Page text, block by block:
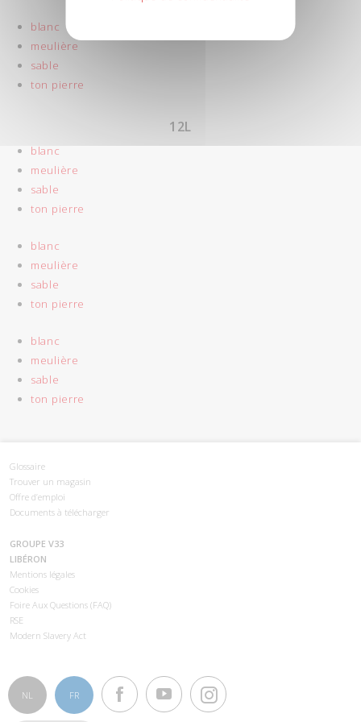
blanc
meulière
sable
ton pierre
12L
blanc
meulière
sable
ton pierre
blanc
meulière
sable
ton pierre
blanc
meulière
sable
ton pierre
Glossaire
Trouver un magasin
Offre d’emploi
Documents à télécharger
GROUPE V33
LIBÉRON
Mentions légales
Cookies
Foire Aux Questions (FAQ)
RSE
Modern Slavery Act
NL FR